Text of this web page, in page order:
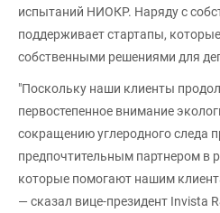
испытаний НИОКР. Наряду с
поддерживает стартапы,
собственными решениями для
"Поскольку наши клиенты
первостепенное внимание
сокращению углеродного следа
предпочтительным партнером в
которые помогают нашим
— сказал вице-президент Invista